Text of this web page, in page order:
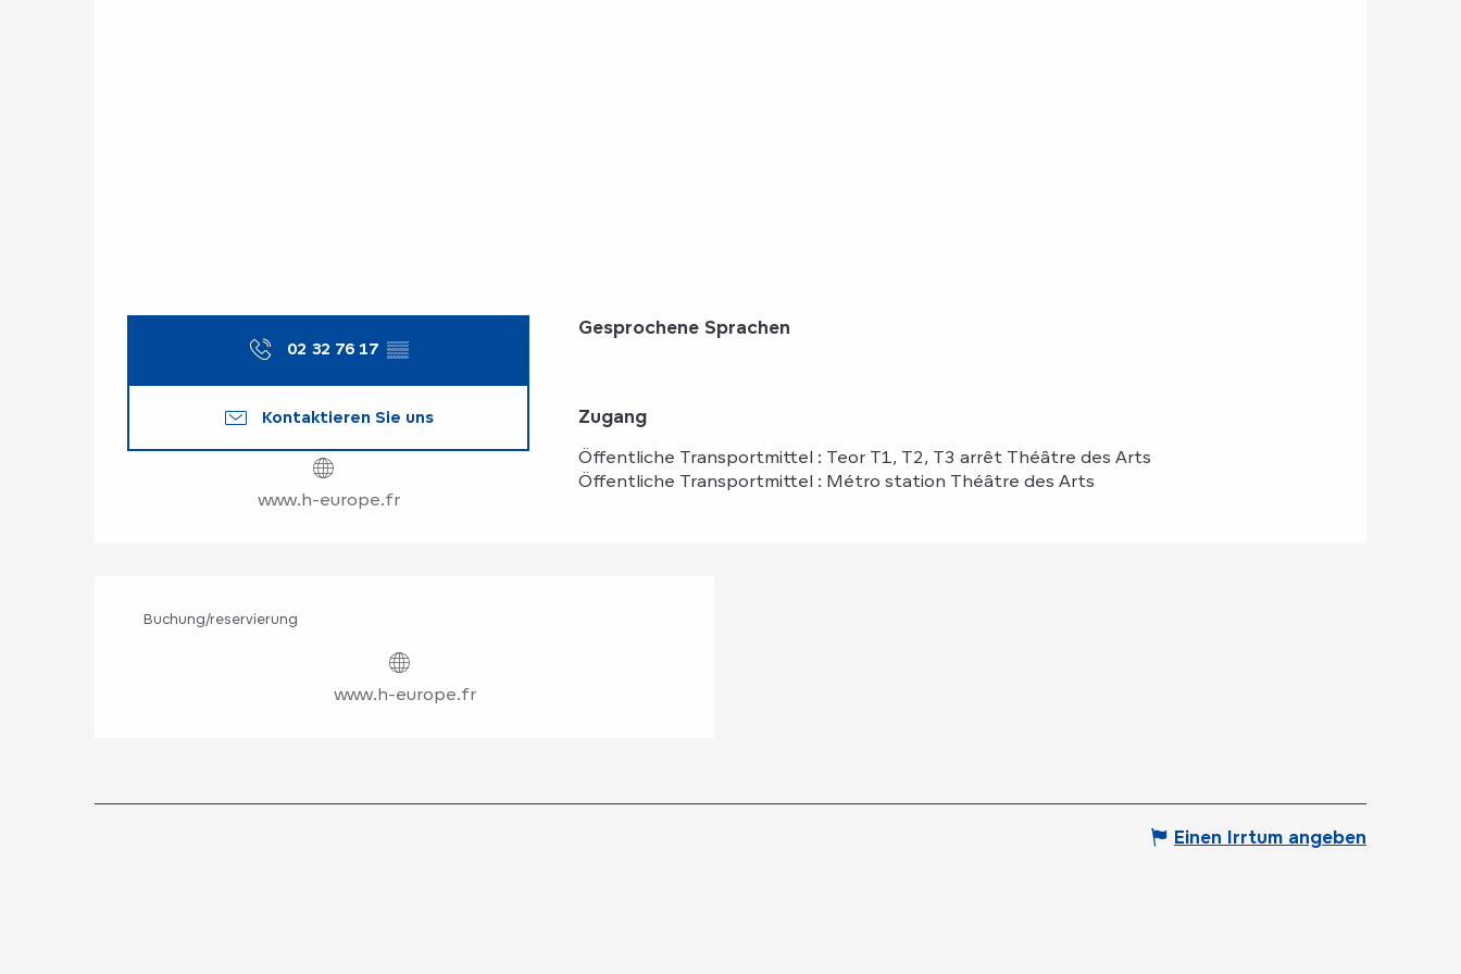
02 32 76 17 ▒▒
Kontaktieren Sie uns
www.h-europe.fr
Gesprochene Sprachen
Gesprochene Sprachen
Zugang
Zugang
Öffentliche Transportmittel : Teor T1, T2, T3 arrêt Théâtre des Arts
Öffentliche Transportmittel : Métro station Théâtre des Arts
Buchung/reservierung
www.h-europe.fr
Einen Irrtum angeben